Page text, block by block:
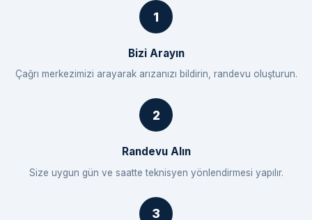
Bizi Arayın
Çağrı merkezimizi arayarak arızanızı bildirin, randevu oluşturun.
Randevu Alın
Size uygun gün ve saatte teknisyen yönlendirmesi yapılır.